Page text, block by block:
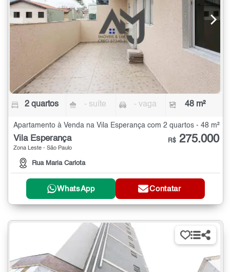
2 quartos - suíte - vaga 48 m²
Apartamento à Venda na Vila Esperança com 2 quartos - 48 m²
Vila Esperança
Zona Leste - São Paulo
Rua Maria Carlota
R$ 275.000
WhatsApp Contatar